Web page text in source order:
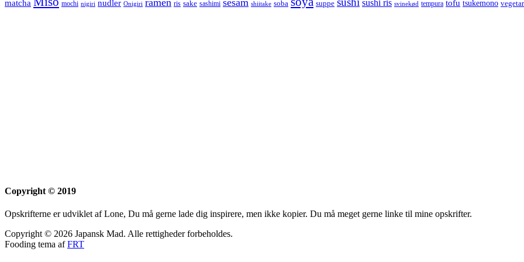
matcha mochi nigiri nudler Onigiri ramen ris sake sashimi sesam shiitake soba suppe sushi ris svinekød tempura tofu tsukemono vegetar
Copyright © 2019
Opskrifterne er udviklet af Lone, Du må gerne lade dig inspirere, men ikke kopier. Du må meget gerne linke til mine opskrifter.
Copyright © 2026 Japansk Mad. Alle rettigheder forbeholdes.
Fooding tema afFRT